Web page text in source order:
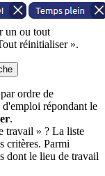
un ou tout
réinitialiser ».
ordre de
répondant le
.
travail » ? La liste
critères. Parmi
dont le lieu de travail